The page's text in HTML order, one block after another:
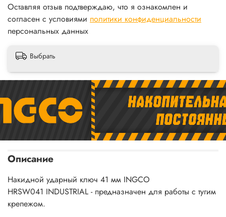
Оставляя отзыв подтверждаю, что я ознакомлен и
согласен с условиями политики конфиденциальности
персональных данных
Выбрать
Описание
Накидной ударный ключ 41 мм INGCO
HRSW041 INDUSTRIAL - предназначен для работы с тугим
крепежом.